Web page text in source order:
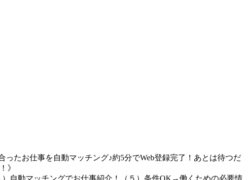
たお仕事を自動マッチング♪約5分でWeb登録完了！あとは待つだ
》
）自動マッチングでお仕事紹介！（５）条件OK→働くための必要情